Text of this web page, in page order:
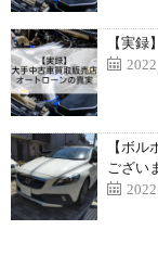
【実
【ボ
ござい